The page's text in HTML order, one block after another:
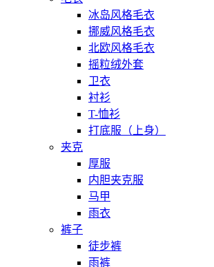
冰岛风格毛衣
挪威风格毛衣
北欧风格毛衣
摇粒绒外套
卫衣
衬衫
T-恤衫
打底服（上身）
夹克
厚服
内胆夹克服
马甲
雨衣
裤子
徒步裤
雨裤